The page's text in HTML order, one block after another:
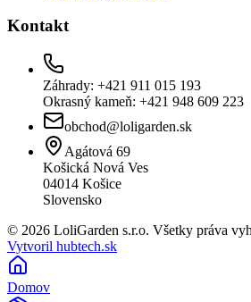
Kontakt
Záhrady: +421 911 015 193
Okrasný kameň: +421 948 609 223
obchod@loligarden.sk
Agátová 69
Košická Nová Ves
04014 Košice
Slovensko
© 2026 LoliGarden s.r.o. Všetky práva
Vytvoril hubtech.sk
Domov